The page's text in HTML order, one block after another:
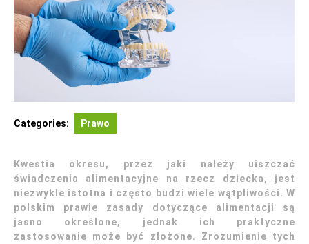
Categories: Prawo
Kwestia okresu, przez jaki należy uiszczać
świadczenia alimentacyjne na rzecz dziecka, jest
niezwykle istotna i często budzi wiele wątpliwości. W
polskim prawie zasady dotyczące alimentacji są
jasno określone, jednak ich praktyczne
zastosowanie może być złożone. Zrozumienie tych